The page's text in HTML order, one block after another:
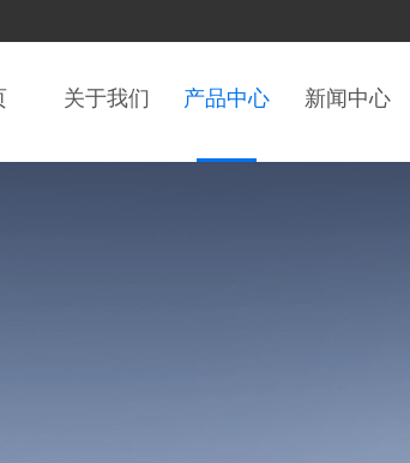
关于我们 产品中心 新闻中心